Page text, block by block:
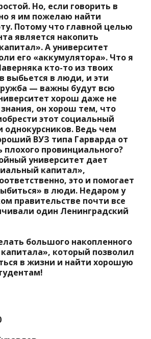
Но, если говорить в
я им пожелаю найти
Потому что главной целью
является накопить
А университет
его «аккумулятора». Что я
кто-то из твоих
выбьется в люди, и эти
— важны будут всю
хорош даже не
он хорош тем, что
этот социальный
однокурсников. Ведь чем
ВУЗ типа Гарварда от
плохого провинциального?
университет дает
капитал»,
это и помогает
в люди. Недаром у
правительстве почти все
один Ленинградский
большого накопленного
который позволил
в жизни и найти хорошую